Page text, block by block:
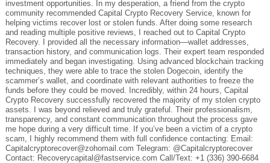
investment opportunities. In my desperation, a friend from the crypto
community recommended Capital Crypto Recovery Service, known for
helping victims recover lost or stolen funds. After doing some research
and reading multiple positive reviews, I reached out to Capital Crypto
Recovery. I provided all the necessary information—wallet addresses,
transaction history, and communication logs. Their expert team responded
immediately and began investigating. Using advanced blockchain tracking
techniques, they were able to trace the stolen Dogecoin, identify the
scammer’s wallet, and coordinate with relevant authorities to freeze the
funds before they could be moved. Incredibly, within 24 hours, Capital
Crypto Recovery successfully recovered the majority of my stolen crypto
assets. I was beyond relieved and truly grateful. Their professionalism,
transparency, and constant communication throughout the process gave
me hope during a very difficult time. If you’ve been a victim of a crypto
scam, I highly recommend them with full confidence contacting: Email:
Capitalcryptorecover@zohomail.com Telegram: @Capitalcryptorecover
Contact: Recoverycapital@fastservice.com Call/Text: +1 (336) 390-6684